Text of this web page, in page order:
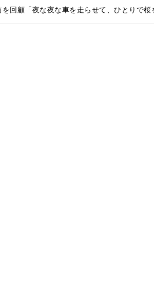
回顧「夜な夜な車を走らせて、ひとりで桜